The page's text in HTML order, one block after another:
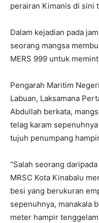
perairan Kimanis di sini
Dalam kejadian pada
seorang mangsa
MERS 999 untuk
Pengarah Maritim
Labuan, Laksamana
Abdullah berkata,
telag karam
tujuh penumpang
“Salah seorang
MRSC Kota Kinabalu
besi yang berukuran
sepenuhnya, manakala
meter hampir